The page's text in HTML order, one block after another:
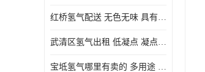
红桥氢气配送 无色无味 具有较低的密度
武清区氢气出租 低凝点 凝点为-259
宝坻氢气哪里有卖的 多用途 可以在空气中上升